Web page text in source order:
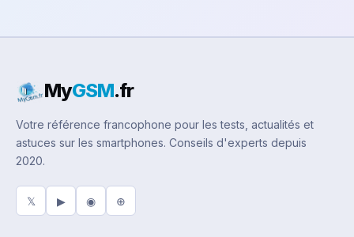
MyGSM.fr
Votre référence francophone pour les tests, actualités et
astuces sur les smartphones. Conseils d'experts depuis
2020.
𝕏 ▶ ◉ ⊕